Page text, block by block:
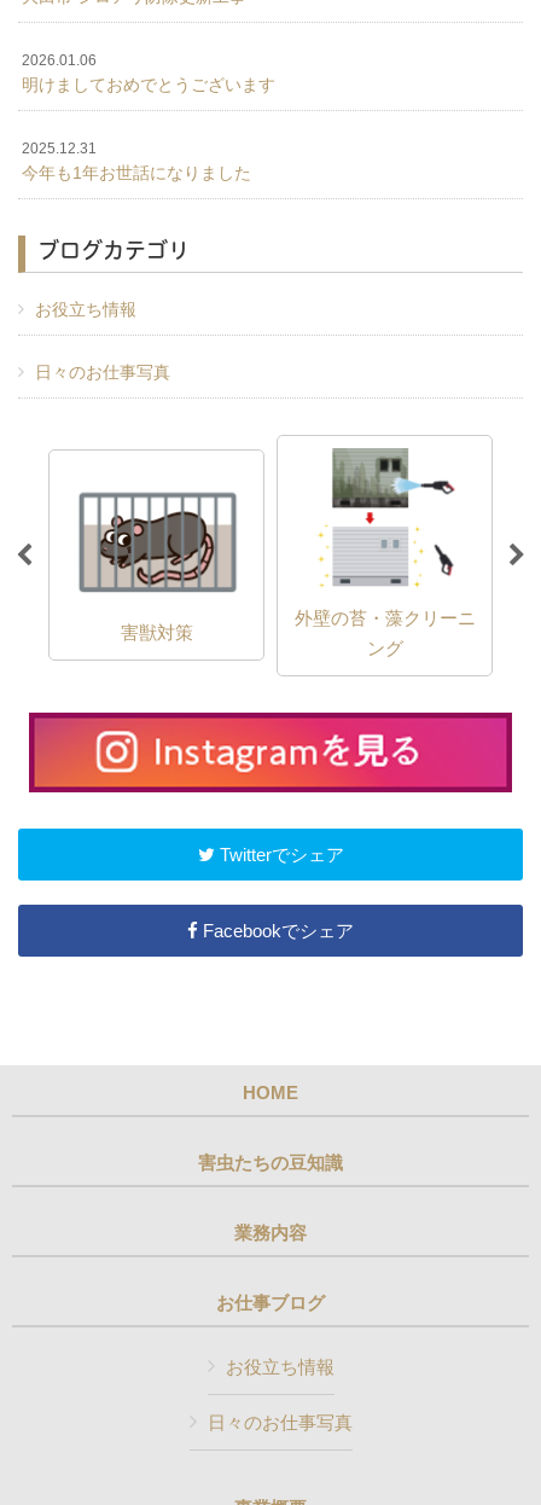
2026.01.06
明けましておめでとうございます
2025.12.31
今年も1年お世話になりました
ブログカテゴリ
お役立ち情報
日々のお仕事写真
害獣対策
外壁の苔・藻クリーニ
ング
Twitterでシェア
Facebookでシェア
HOME
害虫たちの豆知識
業務内容
お仕事ブログ
お役立ち情報
日々のお仕事写真